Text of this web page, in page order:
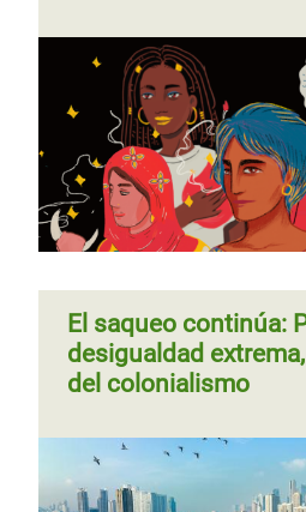
El saqueo continúa:
desigualdad
del colonialismo